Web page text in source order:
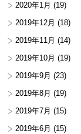
2020年1月 (19)
2019年12月 (18)
2019年11月 (14)
2019年10月 (19)
2019年9月 (23)
2019年8月 (19)
2019年7月 (15)
2019年6月 (15)